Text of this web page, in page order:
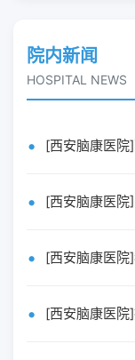
院内新闻
HOSPITAL NEWS
[西安脑康医院]
[西安脑康医院
[西安脑康医院
[西安脑康医院]